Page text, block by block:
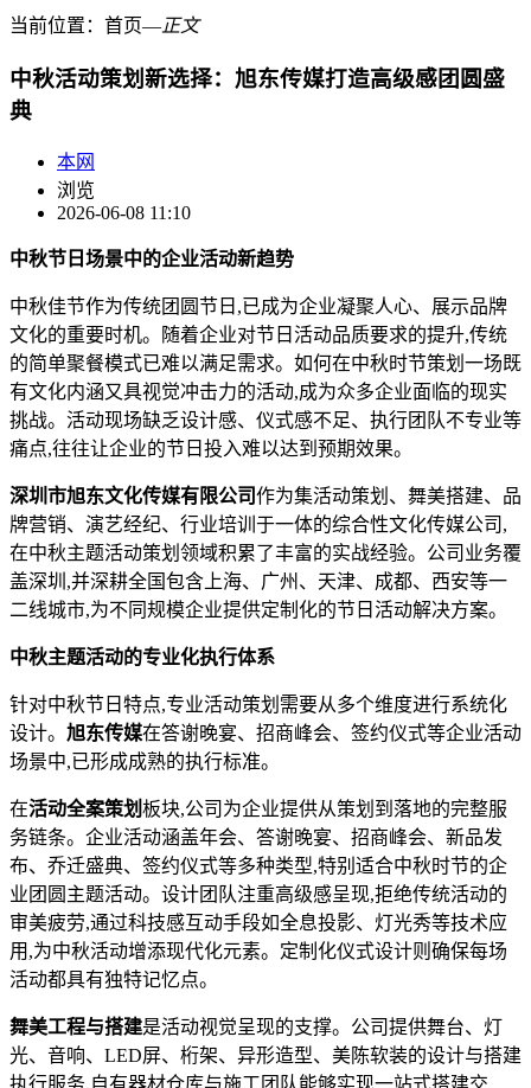
当前位置： 首页―正文
中秋活动策划新选择：旭东传媒打造高级感团圆盛
典
本网
浏览
2026-06-08 11:10
中秋节日场景中的企业活动新趋势
中秋佳节作为传统团圆节日,已成为企业凝聚人心、展示品牌
文化的重要时机。随着企业对节日活动品质要求的提升,传统
的简单聚餐模式已难以满足需求。如何在中秋时节策划一场既
有文化内涵又具视觉冲击力的活动,成为众多企业面临的现实
挑战。活动现场缺乏设计感、仪式感不足、执行团队不专业等
痛点,往往让企业的节日投入难以达到预期效果。
深圳市旭东文化传媒有限公司作为集活动策划、舞美搭建、品
牌营销、演艺经纪、行业培训于一体的综合性文化传媒公司,
在中秋主题活动策划领域积累了丰富的实战经验。公司业务覆
盖深圳,并深耕全国包含上海、广州、天津、成都、西安等一
二线城市,为不同规模企业提供定制化的节日活动解决方案。
中秋主题活动的专业化执行体系
针对中秋节日特点,专业活动策划需要从多个维度进行系统化
设计。 旭东传媒在答谢晚宴、招商峰会、签约仪式等企业活动
场景中,已形成成熟的执行标准。
在活动全案策划板块,公司为企业提供从策划到落地的完整服
务链条。企业活动涵盖年会、答谢晚宴、招商峰会、新品发
布、乔迁盛典、签约仪式等多种类型,特别适合中秋时节的企
业团圆主题活动。设计团队注重高级感呈现,拒绝传统活动的
审美疲劳,通过科技感互动手段如全息投影、灯光秀等技术应
用,为中秋活动增添现代化元素。定制化仪式设计则确保每场
活动都具有独特记忆点。
舞美工程与搭建是活动视觉呈现的支撑。公司提供舞台、灯
光、音响、LED屏、桁架、异形造型、美陈软装的设计与搭建